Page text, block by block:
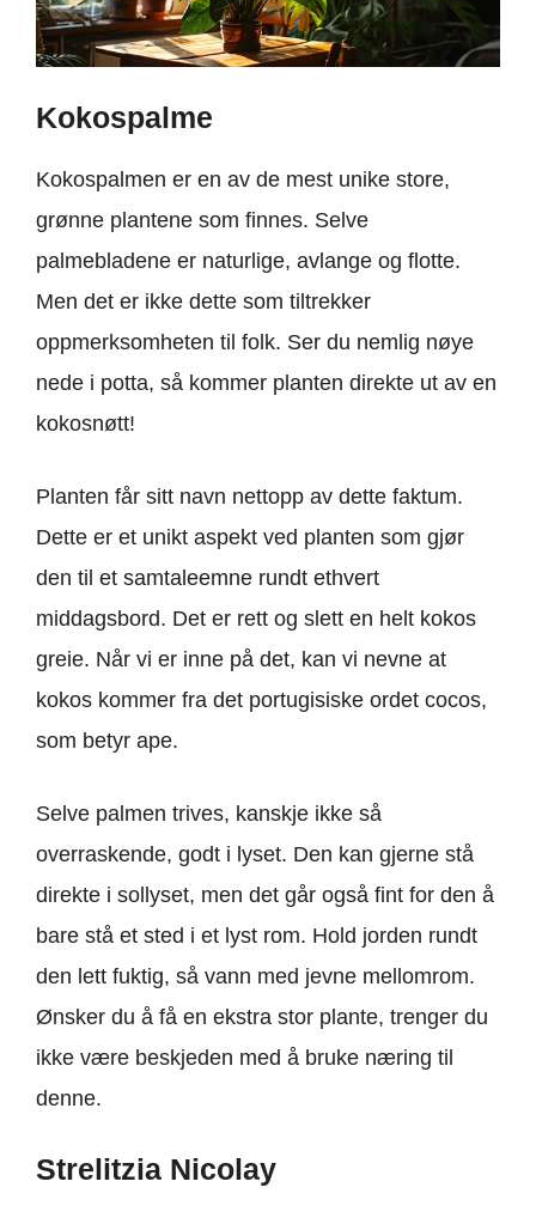
Kokospalme
Kokospalmen er en av de mest unike store,
grønne plantene som finnes. Selve
palmebladene er naturlige, avlange og flotte.
Men det er ikke dette som tiltrekker
oppmerksomheten til folk. Ser du nemlig nøye
nede i potta, så kommer planten direkte ut av en
kokosnøtt!
Planten får sitt navn nettopp av dette faktum.
Dette er et unikt aspekt ved planten som gjør
den til et samtaleemne rundt ethvert
middagsbord. Det er rett og slett en helt kokos
greie. Når vi er inne på det, kan vi nevne at
kokos kommer fra det portugisiske ordet cocos,
som betyr ape.
Selve palmen trives, kanskje ikke så
overraskende, godt i lyset. Den kan gjerne stå
direkte i sollyset, men det går også fint for den å
bare stå et sted i et lyst rom. Hold jorden rundt
den lett fuktig, så vann med jevne mellomrom.
Ønsker du å få en ekstra stor plante, trenger du
ikke være beskjeden med å bruke næring til
denne.
Strelitzia Nicolay